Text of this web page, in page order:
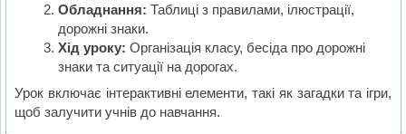
Обладнання: Таблиці з правилами, ілюстрації,
дорожні знаки.
Хід уроку: Організація класу, бесіда про дорожні
знаки та ситуації на дорогах.
Урок включає інтерактивні елементи, такі як загадки та ігри,
щоб залучити учнів до навчання.